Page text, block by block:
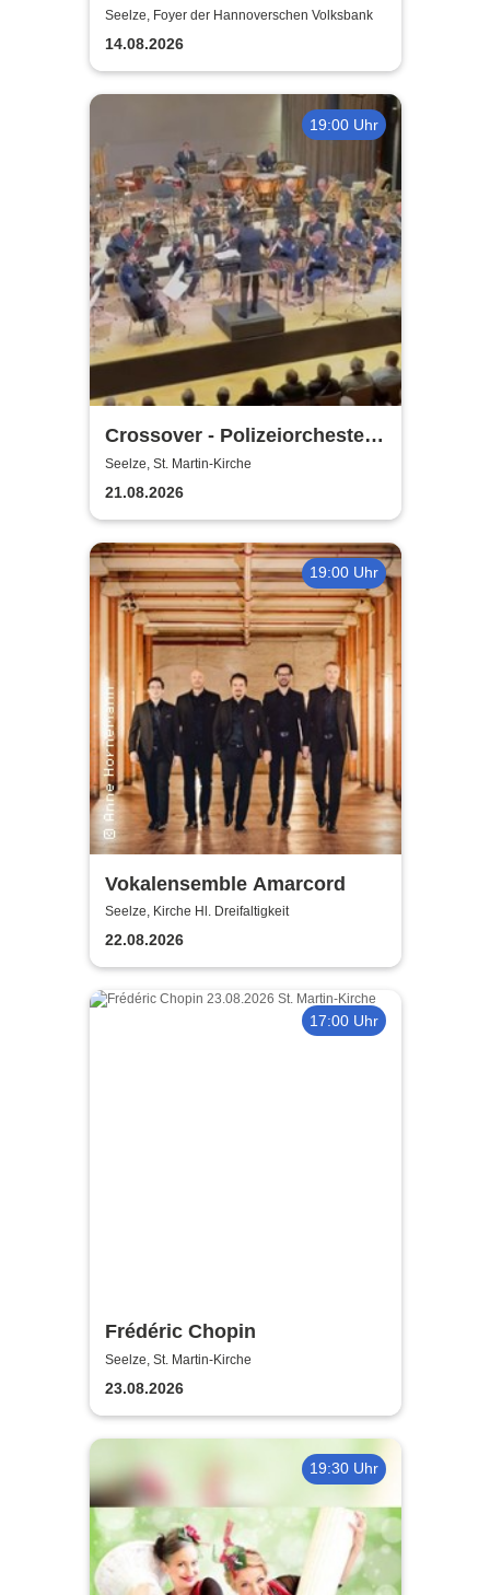
Schwarz | MuSe
Eröfnungskonzert
Seelze, Foyer der Hannoverschen Volksbank
14.08.2026
19:00 Uhr
Crossover - Polizeiorchester
Niedersachsen
Seelze, St. Martin-Kirche
21.08.2026
19:00 Uhr
Vokalensemble Amarcord
Seelze, Kirche Hl. Dreifaltigkeit
22.08.2026
17:00 Uhr
Frédéric Chopin
Seelze, St. Martin-Kirche
23.08.2026
19:30 Uhr